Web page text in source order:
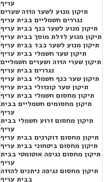
עריף
תיקון מנוע לשער הזזה שערים
נגררים חשמליים בבית עריף
תיקון מנוע לשער כנף בבית עריף
תיקון מנוע לדלת מוסך בבית עריף
תיקון מנוע לשער כבד בבית עריף
תיקון שער חשמלי בבית עריף
תיקון שערי הזזה ושערים חשמליים
נגררים בבית עריף
תיקון שער כנף חשמלי בבית עריף
תיקון שער קונזולי בבית עריף
תיקון מחסום חשמלי בבית עריף
תיקון מחסומים חשמליים בבית
עריף
תיקון מחסום זרוע חשמלי בבית
עריף
תיקון מחסום דוקרנים בבית עריף
תיקון מחסום ביטחוני בבית עריף
תיקון מחסום נגיפה אוטומטי בבית
עריף
תיקון מחסום נגיפה ניתנים להזזה
בבית עריף